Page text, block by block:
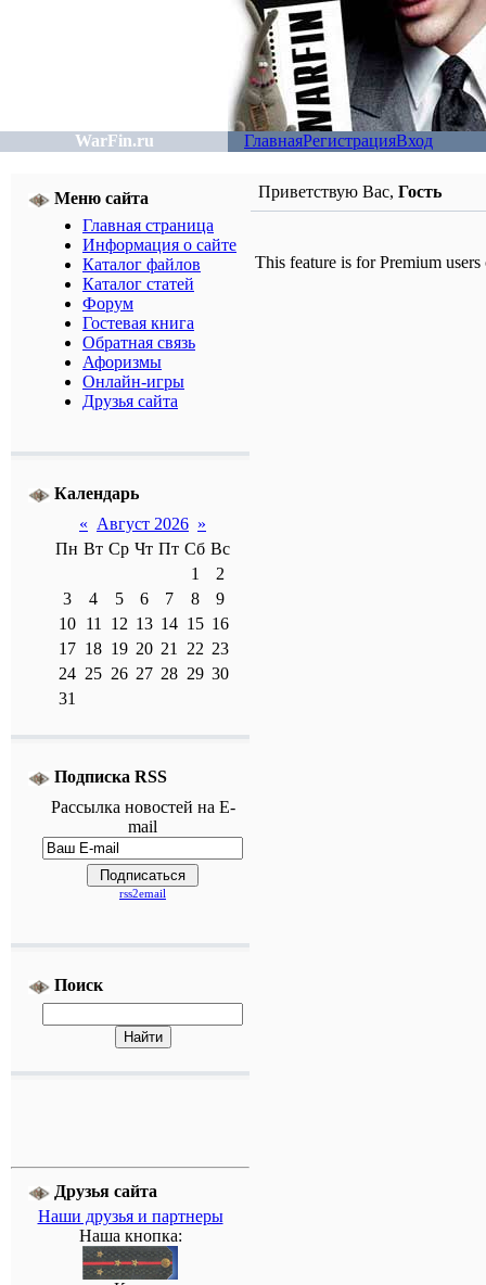
WarFin.ru ГлавнаяРегистрацияВход
Меню сайта
Главная страница
Информация о сайте
Каталог файлов
Каталог статей
Форум
Гостевая книга
Обратная связь
Афоризмы
Онлайн-игры
Друзья сайта
Календарь
« Август 2026 »
Пн Вт Ср Чт Пт Сб Вс
1
2
3
4 5 6 7 8
9
10
11 12 13 14 15 16
17 18 19 20 21 22 23
24 25 26 27 28 29 30
31
Подписка RSS
Рассылка новостей на E-
mail
rss2email
Поиск
Друзья сайта
Наши друзья и партнеры
Наша кнопка:
Приветствую Вас, Гость
This feature is for Premium